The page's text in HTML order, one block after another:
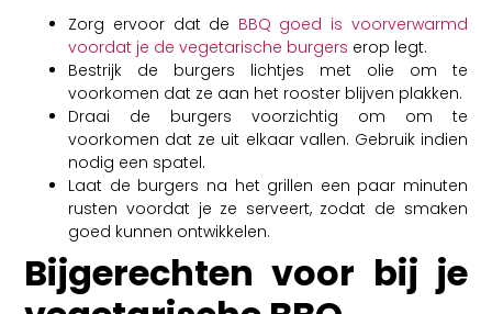
Zorg ervoor dat de BBQ goed is voorverwarmd
voordat je de vegetarische burgers erop legt.
Bestrijk de burgers lichtjes met olie om te
voorkomen dat ze aan het rooster blijven plakken.
Draai de burgers voorzichtig om om te
voorkomen dat ze uit elkaar vallen. Gebruik indien
nodig een spatel.
Laat de burgers na het grillen een paar minuten
rusten voordat je ze serveert, zodat de smaken
goed kunnen ontwikkelen.
Bijgerechten voor bij je